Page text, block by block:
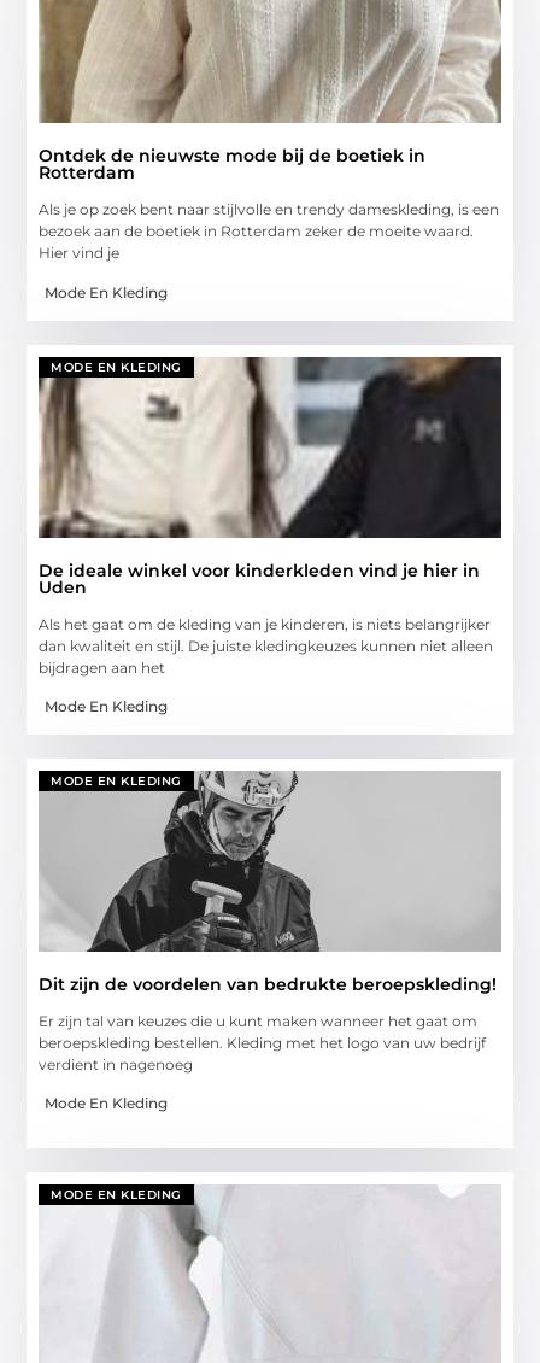
Ontdek de nieuwste mode bij de boetiek in
Rotterdam
Als je op zoek bent naar stijlvolle en trendy dameskleding, is een
bezoek aan de boetiek in Rotterdam zeker de moeite waard.
Hier vind je
Mode En Kleding
MODE EN KLEDING
De ideale winkel voor kinderkleden vind je hier in
Uden
Als het gaat om de kleding van je kinderen, is niets belangrijker
dan kwaliteit en stijl. De juiste kledingkeuzes kunnen niet alleen
bijdragen aan het
Mode En Kleding
MODE EN KLEDING
Dit zijn de voordelen van bedrukte beroepskleding!
Er zijn tal van keuzes die u kunt maken wanneer het gaat om
beroepskleding bestellen. Kleding met het logo van uw bedrijf
verdient in nagenoeg
Mode En Kleding
MODE EN KLEDING